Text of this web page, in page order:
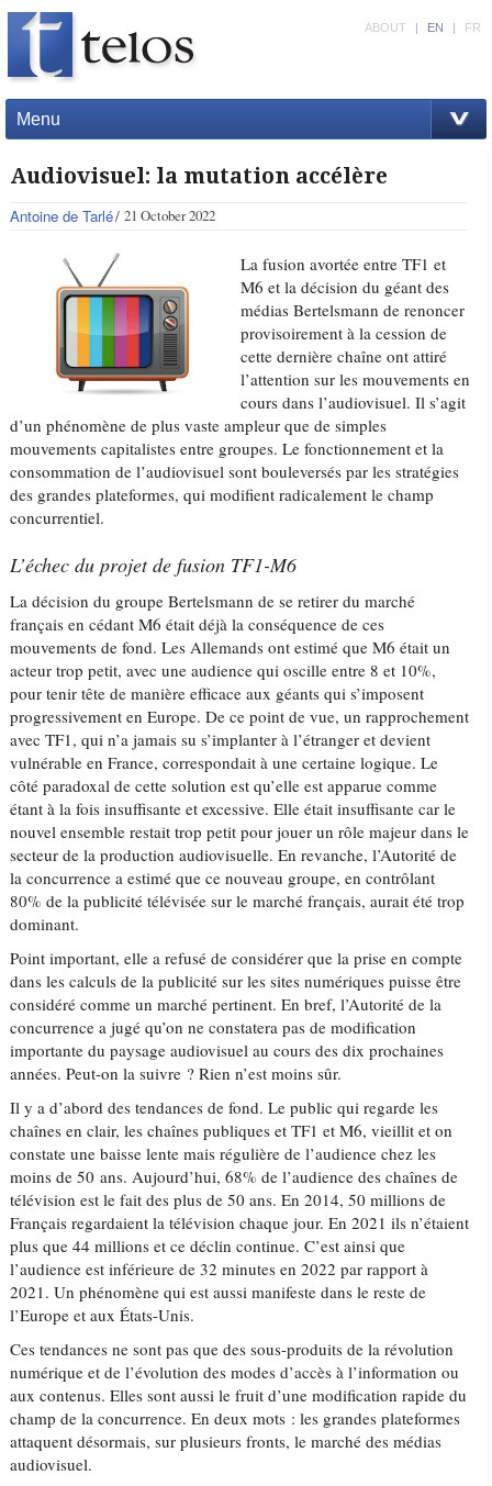
Menu
ABOUT | EN | FR
Audiovisuel: la mutation accélère
Antoine de Tarlé 21 October 2022
La fusion avortée entre TF1 et
M6 et la décision du géant des
médias Bertelsmann de renoncer
provisoirement à la cession de
cette dernière chaîne ont attiré
l’attention sur les mouvements en
cours dans l’audiovisuel. Il s’agit
d’un phénomène de plus vaste ampleur que de simples
mouvements capitalistes entre groupes. Le fonctionnement et la
consommation de l’audiovisuel sont bouleversés par les stratégies
des grandes plateformes, qui modifient radicalement le champ
concurrentiel.
L’échec du projet de fusion TF1-M6
La décision du groupe Bertelsmann de se retirer du marché
français en cédant M6 était déjà la conséquence de ces
mouvements de fond. Les Allemands ont estimé que M6 était un
acteur trop petit, avec une audience qui oscille entre 8 et 10%,
pour tenir tête de manière efficace aux géants qui s’imposent
progressivement en Europe. De ce point de vue, un rapprochement
avec TF1, qui n’a jamais su s’implanter à l’étranger et devient
vulnérable en France, correspondait à une certaine logique. Le
côté paradoxal de cette solution est qu’elle est apparue comme
étant à la fois insuffisante et excessive. Elle était insuffisante car le
nouvel ensemble restait trop petit pour jouer un rôle majeur dans le
secteur de la production audiovisuelle. En revanche, l’Autorité de
la concurrence a estimé que ce nouveau groupe, en contrôlant
80% de la publicité télévisée sur le marché français, aurait été trop
dominant.
Point important, elle a refusé de considérer que la prise en compte
dans les calculs de la publicité sur les sites numériques puisse être
considéré comme un marché pertinent. En bref, l’Autorité de la
concurrence a jugé qu’on ne constatera pas de modification
importante du paysage audiovisuel au cours des dix prochaines
années. Peut-on la suivre ? Rien n’est moins sûr.
Il y a d’abord des tendances de fond. Le public qui regarde les
chaînes en clair, les chaînes publiques et TF1 et M6, vieillit et on
constate une baisse lente mais régulière de l’audience chez les
moins de 50 ans. Aujourd’hui, 68% de l’audience des chaînes de
télévision est le fait des plus de 50 ans. En 2014, 50 millions de
Français regardaient la télévision chaque jour. En 2021 ils n’étaient
plus que 44 millions et ce déclin continue. C’est ainsi que
l’audience est inférieure de 32 minutes en 2022 par rapport à
2021. Un phénomène qui est aussi manifeste dans le reste de
l’Europe et aux États-Unis.
Ces tendances ne sont pas que des sous-produits de la révolution
numérique et de l’évolution des modes d’accès à l’information ou
aux contenus. Elles sont aussi le fruit d’une modification rapide du
champ de la concurrence. En deux mots : les grandes plateformes
attaquent désormais, sur plusieurs fronts, le marché des médias
audiovisuel.